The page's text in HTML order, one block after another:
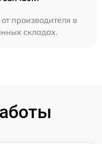
производителя в
складах.